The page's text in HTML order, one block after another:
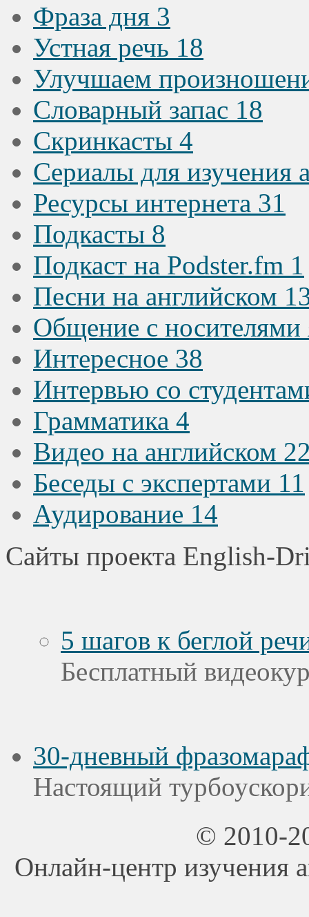
Фраза дня 3
Устная речь 18
Улучшаем
Словарный запас 18
Скринкасты 4
Сериалы для изучения
Ресурсы интернета 31
Подкасты 8
Подкаст на Podster.fm 1
Песни на английском
Общение с носителями
Интересное 38
Интервью со
Грамматика 4
Видео на английском
Беседы с экспертами 11
Аудирование 14
Сайты проекта English-
5 шагов к беглой
Бесплатный
30-дневный
Настоящий
© 2010-
Онлайн-центр изучения